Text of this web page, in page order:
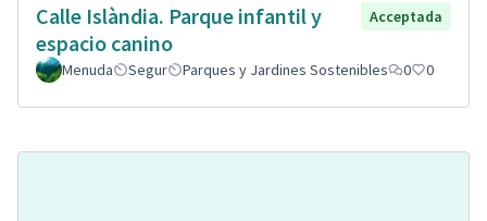
Calle Islàndia. Parque infantil y
espacio canino
Acceptada
Menuda Segur Parques y Jardines Sostenibles 0 0